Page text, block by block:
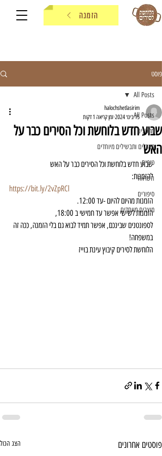
הזמנה
פוסט
All Posts
מתכונים
מאכלים ותבשילים מיוחדים
טיפים
השראה
סיפורים
מוצרים מיוחדים
All Posts
שבוע חדש בלוחשת וכל הסירים כבר על
האש
halochshetlasirim
15 בינו׳ 2024
זמן קריאה 1 דקות
שבוע חדש בלוחשת וכל הסירים כבר על האש
להזמנות:
https://bit.ly/2vZpRCl
הזמנות מהיום להיום -עד 12:00.
הזמנות לשישי אפשר עד חמישי ב 18:00,
לספונטנים שבינכם, אפשר תמיד לבוא גם בלי הזמנה, ככה זה
במשפחה!
הלוחשת לסירים קיבוץ עינת בוייז
פוסטים אחרונים הצג הכול